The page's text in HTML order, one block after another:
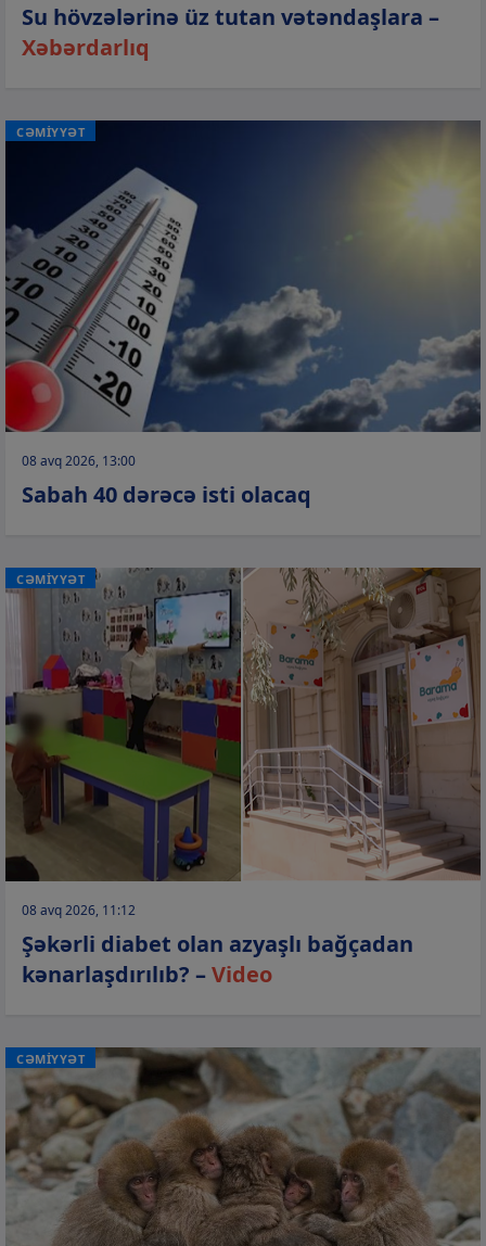
Su hövzələrinə üz tutan vətəndaşlara –
Xəbərdarlıq
CƏMİYYƏT
08 avq 2026, 13:00
Sabah 40 dərəcə isti olacaq
CƏMİYYƏT
08 avq 2026, 11:12
Şəkərli diabet olan azyaşlı bağçadan
kənarlaşdırılıb? –Video
CƏMİYYƏT